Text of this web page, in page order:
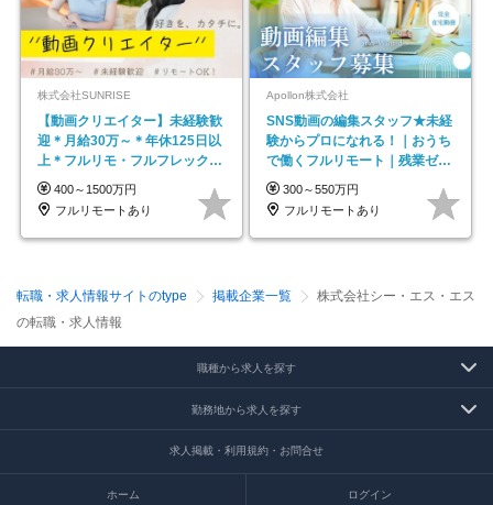
株式会社SUNRISE
【動画クリエイター】未経験歓
迎＊月給30万～＊年休125日以
上＊フルリモ・フルフレックス
◆10名の採用が決定◆
400～1500万円
フルリモートあり
Apollon株式会社
SNS動画の編集スタッフ★未経
験からプロになれる！｜おうち
で働くフルリモート｜残業ゼロ
で18時退勤◎
300～550万円
フルリモートあり
転職・求人情報サイトのtype 掲載企業一覧
株式会社シー・エス・エス
の転職・求人情報
職種から求人を探す
勤務地から求人を探す
求人掲載・利用規約・お問合せ
ホーム ログイン